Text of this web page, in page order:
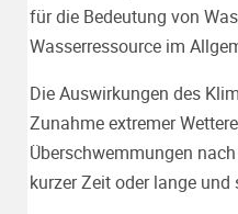
für die Bedeutung von
Wasserressource im
Die Auswirkungen des
Zunahme extremer
Überschwemmungen
kurzer Zeit oder lange und